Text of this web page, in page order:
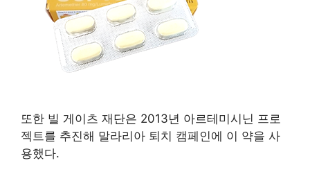
또한 빌 게이츠 재단은 2013년 아르테미시닌 프로
젝트를 추진해 말라리아 퇴치 캠페인에 이 약을 사
용했다.